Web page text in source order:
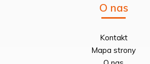
O nas
Kontakt
Mapa strony